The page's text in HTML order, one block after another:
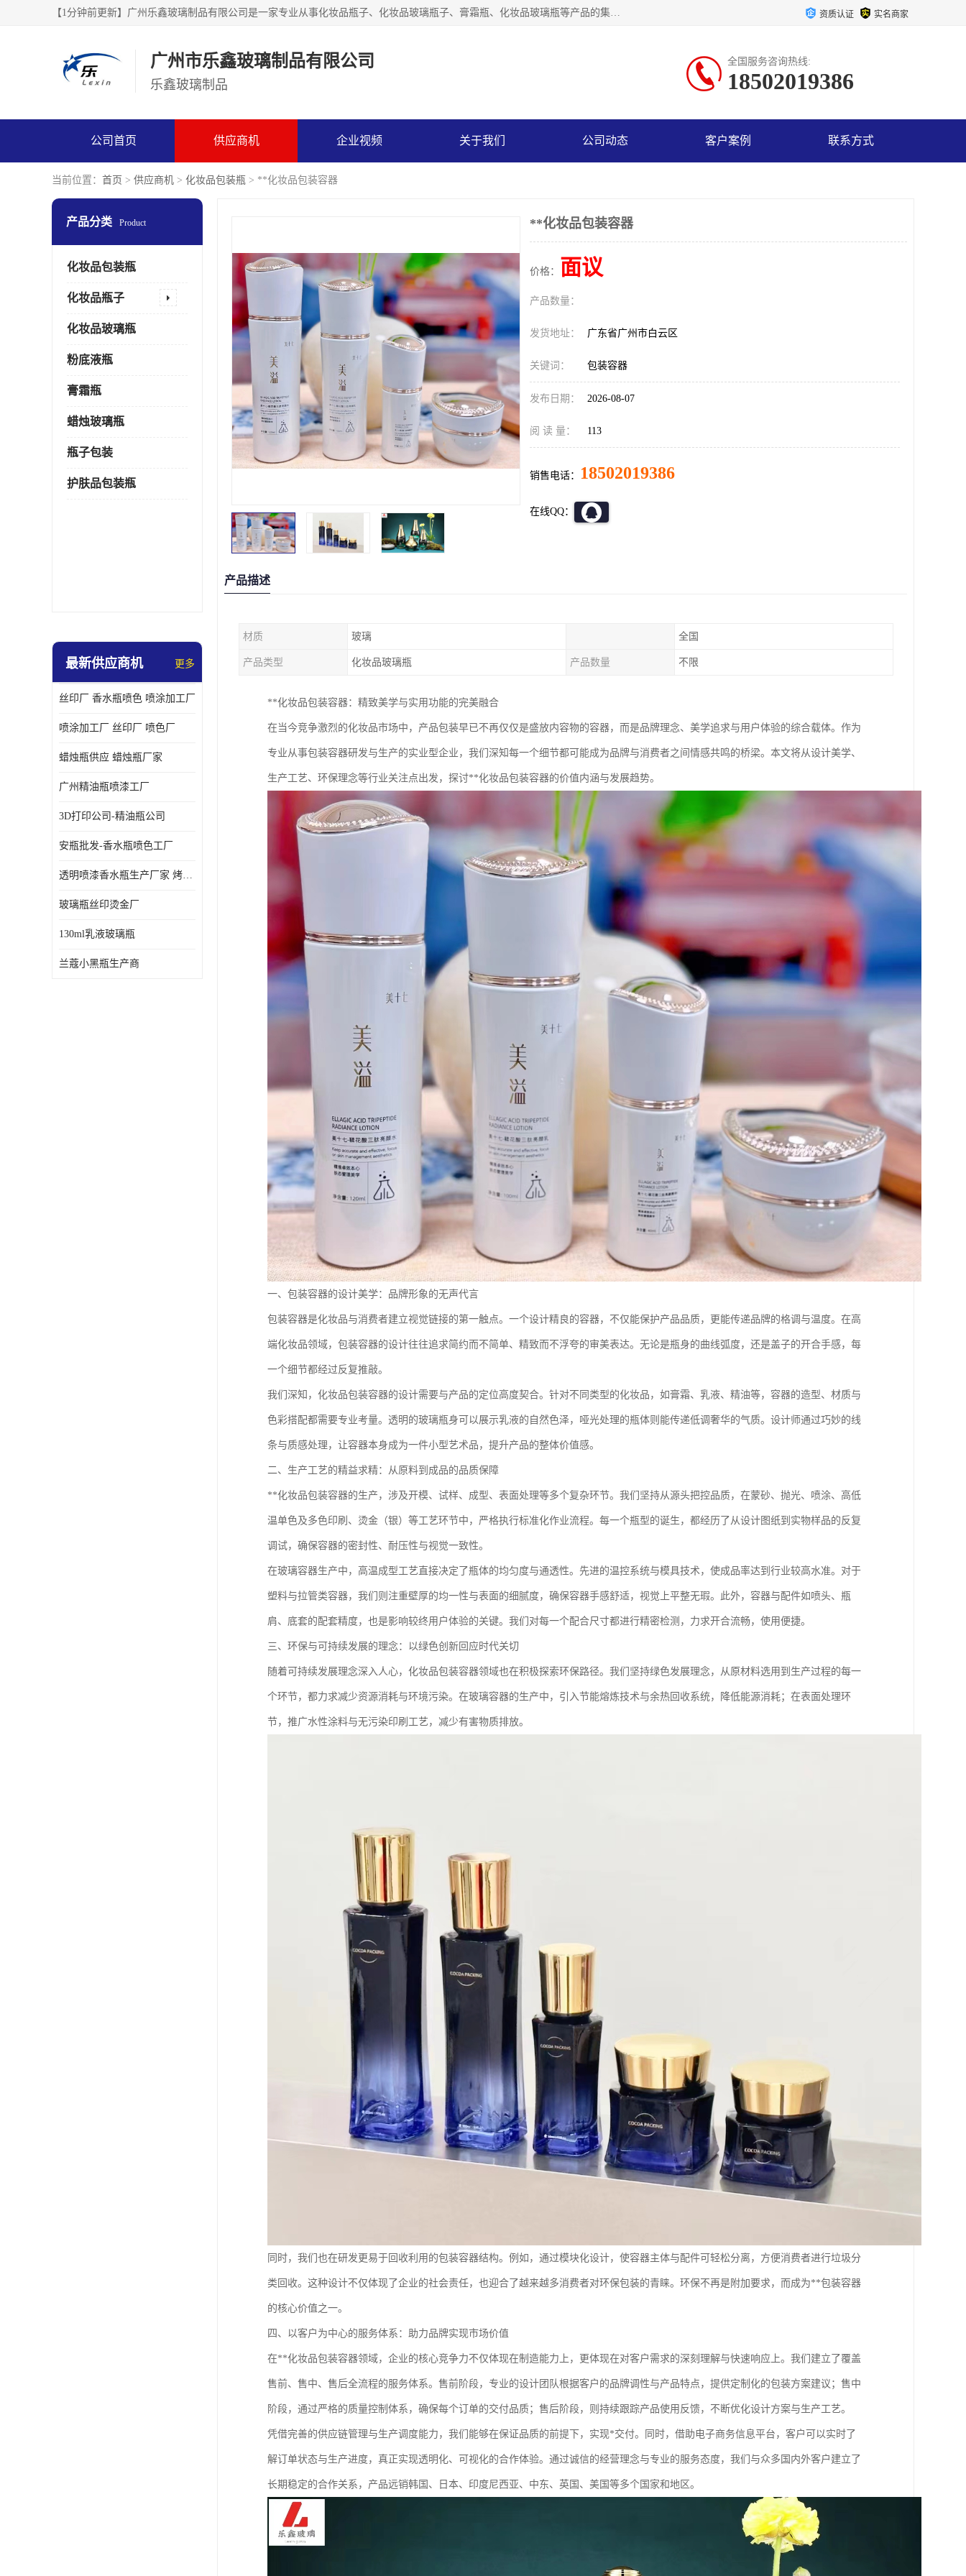
【1分钟前更新】广州乐鑫玻璃制品有限公司是一家专业从事化妆品瓶子、化妆品玻璃瓶子、膏霜瓶、化妆品玻璃瓶等产品的集开发研制、生产、销售于一体的实业型玻璃制品生产企业。产品从设计、开模、试样、生产、蒙砂、抛光、喷涂、高低温单色及多色印刷，烫金（银）到交货实现一条龙服务。 资质认证 实名商家
广州市乐鑫玻璃制品有限公司
乐鑫玻璃制品
全国服务咨询热线:
18502019386
公司首页 供应商机 企业视频 关于我们 公司动态 客户案例 联系方式
当前位置： 首页 > 供应商机 > 化妆品包装瓶 > **化妆品包装容器
产品分类 Product
化妆品包装瓶
化妆品瓶子
化妆品玻璃瓶
粉底液瓶
膏霜瓶
蜡烛玻璃瓶
瓶子包装
护肤品包装瓶
最新供应商机 更多
丝印厂 香水瓶喷色 喷涂加工厂
喷涂加工厂 丝印厂 喷色厂
蜡烛瓶供应 蜡烛瓶厂家
广州精油瓶喷漆工厂
3D打印公司-精油瓶公司
安瓶批发-香水瓶喷色工厂
透明喷漆香水瓶生产厂家 烤漆抛光香水瓶厂家
玻璃瓶丝印烫金厂
130ml乳液玻璃瓶
兰蔻小黑瓶生产商
**化妆品包装容器
价格： 面议
产品数量：
发货地址： 广东省广州市白云区
关键词： 包装容器
发布日期： 2026-08-07
阅 读 量： 113
销售电话： 18502019386
在线QQ：
产品描述
材质 玻璃 全国
产品类型 化妆品玻璃瓶 产品数量 不限
**化妆品包装容器：精致美学与实用功能的完美融合
在当今竞争激烈的化妆品市场中，产品包装早已不再仅仅是盛放内容物的容器，而是品牌理念、美学追求与用户体验的综合载体。作为
专业从事包装容器研发与生产的实业型企业，我们深知每一个细节都可能成为品牌与消费者之间情感共鸣的桥梁。本文将从设计美学、
生产工艺、环保理念等行业关注点出发，探讨**化妆品包装容器的价值内涵与发展趋势。
一、包装容器的设计美学：品牌形象的无声代言
包装容器是化妆品与消费者建立视觉链接的第一触点。一个设计精良的容器，不仅能保护产品品质，更能传递品牌的格调与温度。在高
端化妆品领域，包装容器的设计往往追求简约而不简单、精致而不浮夸的审美表达。无论是瓶身的曲线弧度，还是盖子的开合手感，每
一个细节都经过反复推敲。
我们深知，化妆品包装容器的设计需要与产品的定位高度契合。针对不同类型的化妆品，如膏霜、乳液、精油等，容器的造型、材质与
色彩搭配都需要专业考量。透明的玻璃瓶身可以展示乳液的自然色泽，哑光处理的瓶体则能传递低调奢华的气质。设计师通过巧妙的线
条与质感处理，让容器本身成为一件小型艺术品，提升产品的整体价值感。
二、生产工艺的精益求精：从原料到成品的品质保障
**化妆品包装容器的生产，涉及开模、试样、成型、表面处理等多个复杂环节。我们坚持从源头把控品质，在蒙砂、抛光、喷涂、高低
温单色及多色印刷、烫金（银）等工艺环节中，严格执行标准化作业流程。每一个瓶型的诞生，都经历了从设计图纸到实物样品的反复
调试，确保容器的密封性、耐压性与视觉一致性。
在玻璃容器生产中，高温成型工艺直接决定了瓶体的均匀度与通透性。先进的温控系统与模具技术，使成品率达到行业较高水准。对于
塑料与拉管类容器，我们则注重壁厚的均一性与表面的细腻度，确保容器手感舒适，视觉上平整无瑕。此外，容器与配件如喷头、瓶
肩、底套的配套精度，也是影响较终用户体验的关键。我们对每一个配合尺寸都进行精密检测，力求开合流畅，使用便捷。
三、环保与可持续发展的理念：以绿色创新回应时代关切
随着可持续发展理念深入人心，化妆品包装容器领域也在积极探索环保路径。我们坚持绿色发展理念，从原材料选用到生产过程的每一
个环节，都力求减少资源消耗与环境污染。在玻璃容器的生产中，引入节能熔炼技术与余热回收系统，降低能源消耗；在表面处理环
节，推广水性涂料与无污染印刷工艺，减少有害物质排放。
同时，我们也在研发更易于回收利用的包装容器结构。例如，通过模块化设计，使容器主体与配件可轻松分离，方便消费者进行垃圾分
类回收。这种设计不仅体现了企业的社会责任，也迎合了越来越多消费者对环保包装的青睐。环保不再是附加要求，而成为**包装容器
的核心价值之一。
四、以客户为中心的服务体系：助力品牌实现市场价值
在**化妆品包装容器领域，企业的核心竞争力不仅体现在制造能力上，更体现在对客户需求的深刻理解与快速响应上。我们建立了覆盖
售前、售中、售后全流程的服务体系。售前阶段，专业的设计团队根据客户的品牌调性与产品特点，提供定制化的包装方案建议；售中
阶段，通过严格的质量控制体系，确保每个订单的交付品质；售后阶段，则持续跟踪产品使用反馈，不断优化设计方案与生产工艺。
凭借完善的供应链管理与生产调度能力，我们能够在保证品质的前提下，实现*交付。同时，借助电子商务信息平台，客户可以实时了
解订单状态与生产进度，真正实现透明化、可视化的合作体验。通过诚信的经营理念与专业的服务态度，我们与众多国内外客户建立了
长期稳定的合作关系，产品远销韩国、日本、印度尼西亚、中东、英国、美国等多个国家和地区。